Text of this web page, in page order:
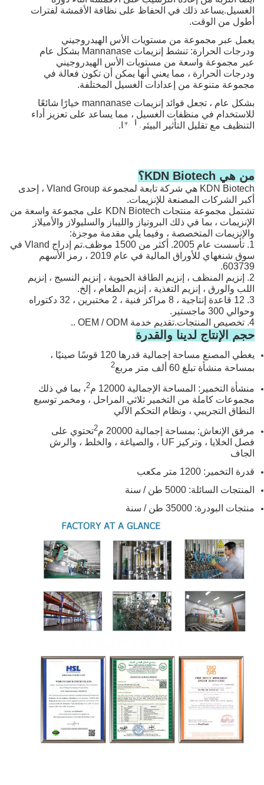
الغسيل.يساعد ذلك في الحفاظ على نظافة الأقمشة لفترات
أطول من الوقت.
يعمل عبر مجموعة من مستويات الأس الهيدروجيني
ودرجات الحرارة: تنشط إنزيمات Mannanase بشكل عام
عبر مجموعة واسعة من مستويات الأس الهيدروجيني
ودرجات الحرارة ، مما يعني أنها يمكن أن تكون فعالة في
مجموعة متنوعة من إعدادات الغسيل المختلفة.
بشكل عام ، تجعل فوائد إنزيمات mannanase خيارًا شائعًا
للاستخدام في منظفات الغسيل ، مما يساعد على تعزيز أداء
التنظيف مع تقليل التأثير البيئي أيضًا.
من هي KDN Biotech؟
KDN Biotech هي شركة تابعة لمجموعة Vland Group ، إحدى
أكبر الشركات المصنعة للإنزيمات.
تشتمل مجموعة منتجات KDN Biotech على مجموعة واسعة من
الإنزيمات ، بما في ذلك البروتياز والليباز والسليولاز والأميلاز
والإنزيمات المتخصصة ، وفيما يلي مقدمة موجزة:
1. تأسست عام 2005. أكثر من 1500 موظف.تم إدراج Vland في
سوق شنغهاي للأوراق المالية في عام 2019 ، رمز الأسهم
603739.
2. إنزيم المنظف ، إنزيم الطاقة الحيوية ، إنزيم النسيج ، إنزيم
اللب والورق ، إنزيم التغذية ، إنزيم الطعام ، إلخ.
3. 12 قاعدة إنتاجية ، 8 مراكز فنية ، 2 مختبرين ، 32 دكتوراه
وحوالي 300 ماجستير.
4. تخصيص المنتجات.تقديم خدمة OEM / ODM ..
حجم الإنتاج لدينا والقدرة
يغطي المصنع مساحة إجمالية قدرها 120 قوسًا صينيًا ،
بمساحة منشأة تبلغ 60 ألف متر مربع
2
منشأة التخمير: المساحة الإجمالية 12000 م 2، بما في ذلك
مجموعات كاملة من التخمير ثلاثي المراحل ، ومخمر توسيع
النطاق التجريبي ، ونظام التحكم الآلي
مرفق الإنعاش: بمساحة إجمالية 20000 م 2تحتوي على
فصل الخلايا ، وتركيز UF ، والصياغة ، والخلط ، والرش
الجاف
قدرة التخمير: 1200 متر مكعب
المنتجات السائلة: 5000 طن / سنة
منتجات البودرة: 35000 طن / سنة